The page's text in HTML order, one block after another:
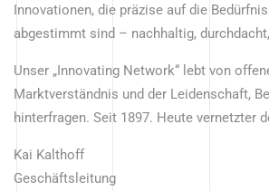
Innovationen, die präzise auf die
abgestimmt sind – nachhaltig,
Unser „Innovating Network“ lebt von
Marktverständnis und der Leidenschaft,
hinterfragen. Seit 1897. Heute vernetzter
Kai Kalthoff
Geschäftsleitung